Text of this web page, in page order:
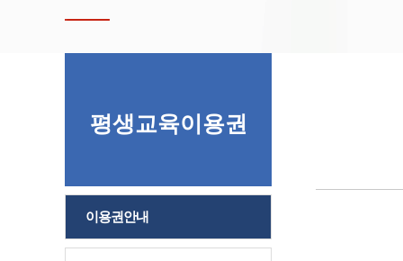
평생교육이용권
이용권안내